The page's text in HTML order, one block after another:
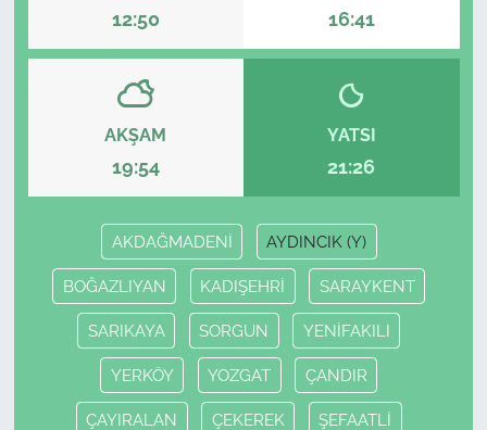
12:50 16:41
AKŞAM
19:54
YATSI
21:26
AKDAĞMADENİ AYDINCIK (Y)
BOĞAZLIYAN KADIŞEHRİ SARAYKENT
SARIKAYA SORGUN YENİFAKILI
YERKÖY YOZGAT ÇANDIR
ÇAYIRALAN ÇEKEREK ŞEFAATLİ